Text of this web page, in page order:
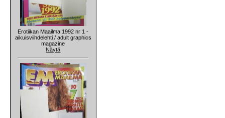
Erotiikan Maailma 1992 nr 1 -
aikuisviihdelehti / adult graphics
magazine
Näytä